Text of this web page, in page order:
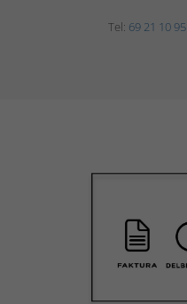
Tel: 69 21 10 95